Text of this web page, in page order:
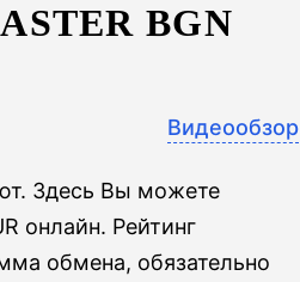
BGN
Видеообзор
Здесь Вы можете
онлайн. Рейтинг
обмена, обязательно